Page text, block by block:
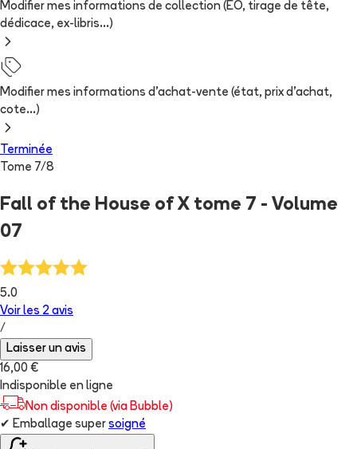
Modifier mes informations de collection (EO, tirage de tête,
dédicace, ex-libris...)
Modifier mes informations d'achat-vente (état, prix d'achat,
cote...)
Terminée
Tome 7/8
Fall of the House of X tome 7 - Volume
07
5.0
Voir les 2 avis
/
Laisser un avis
16,00 €
Indisponible en ligne
Non disponible (via Bubble)
✔ Emballage super soigné